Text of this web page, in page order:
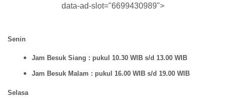
data-ad-slot="6699430989">
Senin
Jam Besuk Siang : pukul 10.30 WIB s/d 13.00 WIB
Jam Besuk Malam : pukul 16.00 WIB s/d 19.00 WIB
Selasa